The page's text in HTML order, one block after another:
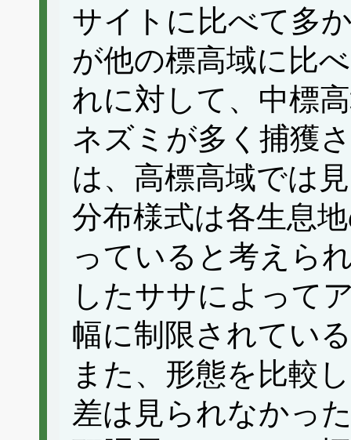
サイトに比べて多
が他の標高域に比
れに対して、中標
ネズミが多く捕獲
は、高標高域では
分布様式は各生息
っていると考えら
したササによって
幅に制限されてい
また、形態を比較
差は見られなかっ